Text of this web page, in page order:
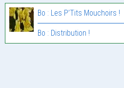
Bo : Les P’Tits Mouchoirs !
Bo : Distribution !